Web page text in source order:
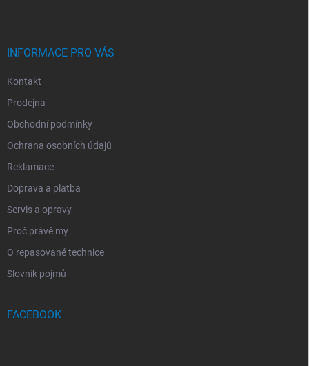
INFORMACE PRO VÁS
Kontakt
Prodejna
Obchodní podmínky
Ochrana osobních údajů
Reklamace
Doprava a platba
Servis a opravy
Proč právě my
O repasované technice
Slovník pojmů
FACEBOOK